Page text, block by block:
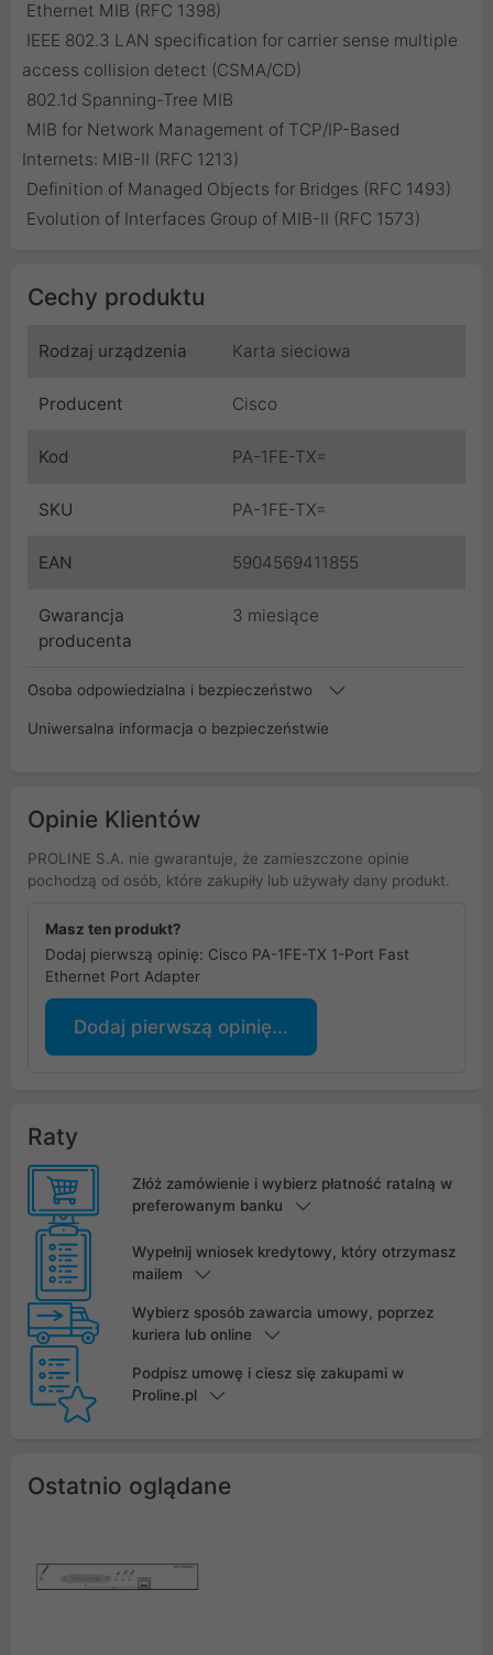
 Ethernet MIB (RFC 1398)
 IEEE 802.3 LAN specification for carrier sense multiple
access collision detect (CSMA/CD)
 802.1d Spanning-Tree MIB
 MIB for Network Management of TCP/IP-Based
Internets: MIB-II (RFC 1213)
 Definition of Managed Objects for Bridges (RFC 1493)
 Evolution of Interfaces Group of MIB-II (RFC 1573)
Cechy produktu
Rodzaj urządzenia Karta sieciowa
Producent Cisco
Kod PA-1FE-TX=
SKU PA-1FE-TX=
EAN 5904569411855
Gwarancja
producenta
3 miesiące
Osoba odpowiedzialna i bezpieczeństwo
Uniwersalna informacja o bezpieczeństwie
Opinie Klientów
PROLINE S.A. nie gwarantuje, że zamieszczone opinie
pochodzą od osób, które zakupiły lub używały dany produkt.
Masz ten produkt?
Dodaj pierwszą opinię: Cisco PA-1FE-TX 1-Port Fast
Ethernet Port Adapter
Dodaj pierwszą opinię...
Raty
Złóż zamówienie i wybierz płatność ratalną w
preferowanym banku
Wypełnij wniosek kredytowy, który otrzymasz
mailem
Wybierz sposób zawarcia umowy, poprzez
kuriera lub online
Podpisz umowę i ciesz się zakupami w
Proline.pl
Ostatnio oglądane